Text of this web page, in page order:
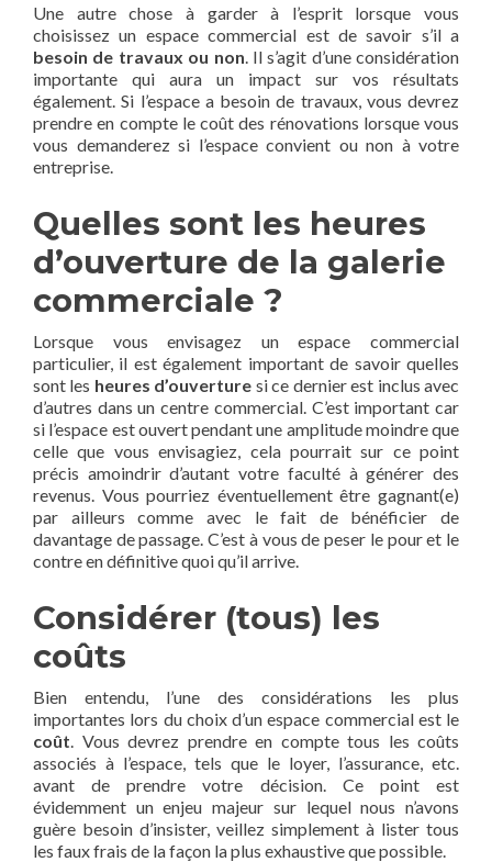
Une autre chose à garder à l’esprit lorsque vous
choisissez un espace commercial est de savoir s’il a
besoin de travaux ou non . Il s’agit d’une considération
importante qui aura un impact sur vos résultats
également. Si l’espace a besoin de travaux, vous devrez
prendre en compte le coût des rénovations lorsque vous
vous demanderez si l’espace convient ou non à votre
entreprise.
Quelles sont les heures
d’ouverture de la galerie
commerciale ?
Lorsque vous envisagez un espace commercial
particulier, il est également important de savoir quelles
sont les heures d’ouverture si ce dernier est inclus avec
d’autres dans un centre commercial. C’est important car
si l’espace est ouvert pendant une amplitude moindre que
celle que vous envisagiez, cela pourrait sur ce point
précis amoindrir d’autant votre faculté à générer des
revenus. Vous pourriez éventuellement être gagnant(e)
par ailleurs comme avec le fait de bénéficier de
davantage de passage. C’est à vous de peser le pour et le
contre en définitive quoi qu’il arrive.
Considérer (tous) les
coûts
Bien entendu, l’une des considérations les plus
importantes lors du choix d’un espace commercial est le
coût . Vous devrez prendre en compte tous les coûts
associés à l’espace, tels que le loyer, l’assurance, etc.
avant de prendre votre décision. Ce point est
évidemment un enjeu majeur sur lequel nous n’avons
guère besoin d’insister, veillez simplement à lister tous
les faux frais de la façon la plus exhaustive que possible.